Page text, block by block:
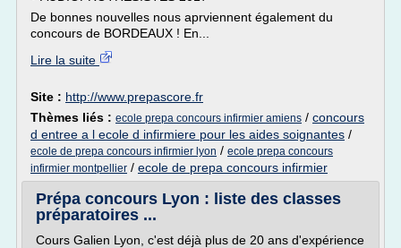
De bonnes nouvelles nous aprviennent également du
concours de BORDEAUX ! En...
Lire la suite
Site : http://www.prepascore.fr
Thèmes liés : ecole prepa concours infirmier amiens / concours
d entree a l ecole d infirmiere pour les aides soignantes /
ecole de prepa concours infirmier lyon / ecole prepa concours
infirmier montpellier / ecole de prepa concours infirmier
Prépa concours Lyon : liste des classes
préparatoires ...
Cours Galien Lyon, c'est déjà plus de 20 ans d'expérience